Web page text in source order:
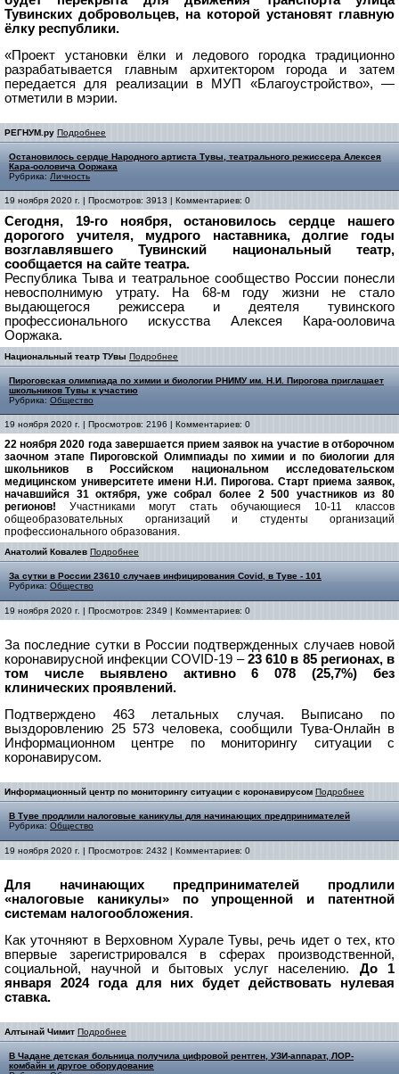
Тувинских добровольцев, на которой установят главную
ёлку республики.
«Проект установки ёлки и ледового городка традиционно
разрабатывается главным архитектором города и затем
передается для реализации в МУП «Благоустройство», —
отметили в мэрии.
РЕГНУМ.ру Подробнее
Остановилось сердце Народного артиста Тувы, театрального режиссера Алексея
Кара-ооловича Ооржака
Рубрика: Личность
19 ноября 2020 г. | Просмотров: 3913 | Комментариев: 0
Сегодня, 19-го ноября, остановилось сердце нашего
дорогого учителя, мудрого наставника, долгие годы
возглавлявшего Тувинский национальный театр,
сообщается на сайте театра.
Республика Тыва и театральное сообщество России понесли
невосполнимую утрату. На 68-м году жизни не стало
выдающегося режиссера и деятеля тувинского
профессионального искусства Алексея Кара-ооловича
Ооржака.
Национальный театр ТУвы Подробнее
Пироговская олимпиада по химии и биологии РНИМУ им. Н.И. Пирогова приглашает
школьников Тувы к участию
Рубрика: Общество
19 ноября 2020 г. | Просмотров: 2196 | Комментариев: 0
22 ноября 2020 года завершается прием заявок на участие в отборочном
заочном этапе Пироговской Олимпиады по химии и по биологии для
школьников в Российском национальном исследовательском
медицинском университете имени Н.И. Пирогова. Старт приема заявок,
начавшийся 31 октября, уже собрал более 2 500 участников из 80
регионов! Участниками могут стать обучающиеся 10-11 классов
общеобразовательных организаций и студенты организаций
профессионального образования.
Анатолий Ковалев Подробнее
За сутки в России 23610 случаев инфицирования Covid, в Туве - 101
Рубрика: Общество
19 ноября 2020 г. | Просмотров: 2349 | Комментариев: 0
За последние сутки в России подтвержденных случаев новой
коронавирусной инфекции COVID-19 –23 610 в 85 регионах, в
том числе выявлено активно 6 078 (25,7%) без
клинических проявлений.
Подтверждено 463 летальных случая. Выписано по
выздоровлению 25 573 человека, сообщили Тува-Онлайн в
Информационном центре по мониторингу ситуации с
коронавирусом.
Информационный центр по мониторингу ситуации с коронавирусом Подробнее
В Туве продлили налоговые каникулы для начинающих предпринимателей
Рубрика: Общество
19 ноября 2020 г. | Просмотров: 2432 | Комментариев: 0
Для начинающих предпринимателей продлили
«налоговые каникулы» по упрощенной и патентной
системам налогообложения.
Как уточняют в Верховном Хурале Тувы, речь идет о тех, кто
впервые зарегистрировался в сферах производственной,
социальной, научной и бытовых услуг населению. До 1
января 2024 года для них будет действовать нулевая
ставка.
Алтынай Чимит Подробнее
В Чадане детская больница получила цифровой рентген, УЗИ-аппарат, ЛОР-
комбайн и другое оборудование